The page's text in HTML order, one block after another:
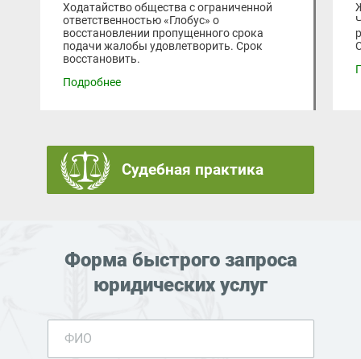
Ходатайство общества с ограниченной
ответственностью «Глобус» о
восстановлении пропущенного срока
подачи жалобы удовлетворить. Срок
восстановить.
Подробнее
Судебная практика
Форма быстрого запроса
юридических услуг